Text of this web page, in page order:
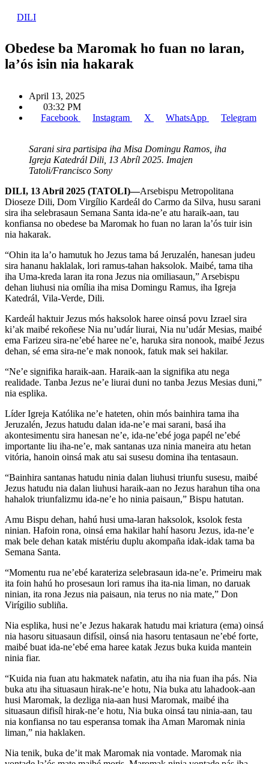
DILI
Obedese ba Maromak ho fuan no laran,
la’ós isin nia hakarak
April 13, 2025
03:32 PM
Facebook
Instagram X WhatsApp Telegram
Sarani sira partisipa iha Misa Domingu Ramos, iha
Igreja Katedrál Dili, 13 Abríl 2025. Imajen
Tatoli/Francisco Sony
DILI, 13 Abríl 2025 (TATOLI)—Arsebispu Metropolitana
Dioseze Dili, Dom Virgílio Kardeál do Carmo da Silva, husu sarani
sira iha selebrasaun Semana Santa ida-ne’e atu haraik-aan, tau
konfiansa no obedese ba Maromak ho fuan no laran la’ós tuir isin
nia hakarak.
“Ohin ita la’o hamutuk ho Jezus tama bá Jeruzalén, hanesan judeu
sira hananu haklalak, lori ramus-tahan haksolok. Maibé, tama tiha
iha Uma-kreda laran ita rona Jezus nia omiliasaun,” Arsebispu
dehan liuhusi nia omília iha misa Domingu Ramus, iha Igreja
Katedrál, Vila-Verde, Dili.
Kardeál haktuir Jezus mós haksolok haree oinsá povu Izrael sira
ki’ak maibé rekoñese Nia nu’udár liurai, Nia nu’udár Mesias, maibé
ema Farizeu sira-ne’ebé haree ne’e, haruka sira nonook, maibé Jezus
dehan, sé ema sira-ne’e mak nonook, fatuk mak sei hakilar.
“Ne’e signifika haraik-aan. Haraik-aan la signifika atu nega
realidade. Tanba Jezus ne’e liurai duni no tanba Jezus Mesias duni,”
nia esplika.
Líder Igreja Katólika ne’e hateten, ohin mós bainhira tama iha
Jeruzalén, Jezus hatudu dalan ida-ne’e mai sarani, basá iha
akontesimentu sira hanesan ne’e, ida-ne’ebé joga papél ne’ebé
importante liu iha-ne’e, mak santanas uza ninia maneira atu hetan
vitória, hanoin oinsá mak atu sai susesu domina iha tentasaun.
“Bainhira santanas hatudu ninia dalan liuhusi triunfu susesu, maibé
Jezus hatudu nia dalan liuhusi haraik-aan no Jezus harahun tiha ona
hahalok triunfalizmu ida-ne’e ho ninia paisaun,” Bispu hatutan.
Amu Bispu dehan, hahú husi uma-laran haksolok, ksolok festa
ninian. Hafoin rona, oinsá ema hakilar hahí hasoru Jezus, ida-ne’e
mak bele dehan katak mistériu duplu akompaña idak-idak tama ba
Semana Santa.
“Momentu rua ne’ebé karateriza selebrasaun ida-ne’e. Primeiru mak
ita foin hahú ho prosesaun lori ramus iha ita-nia liman, no daruak
ninian, ita rona Jezus nia paisaun, nia terus no nia mate,” Don
Virígilio subliña.
Nia esplika, husi ne’e Jezus hakarak hatudu mai kriatura (ema) oinsá
nia hasoru situasaun difísil, oinsá nia hasoru tentasaun ne’ebé forte,
maibé buat ida-ne’ebé ema haree katak Jezus buka kuida mantein
ninia fiar.
“Kuida nia fuan atu hakmatek nafatin, atu iha nia fuan iha pás. Nia
buka atu iha situasaun hirak-ne’e hotu, Nia buka atu lahadook-aan
husi Maromak, la dezliga nia-aan husi Maromak, maibé iha
situasaun difisíl hirak-ne’e hotu, Nia buka oinsá tau ninia-aan, tau
nia konfiansa no tau esperansa tomak iha Aman Maromak ninia
liman,” nia haklaken.
Nia tenik, buka de’it mak Maromak nia vontade. Maromak nia